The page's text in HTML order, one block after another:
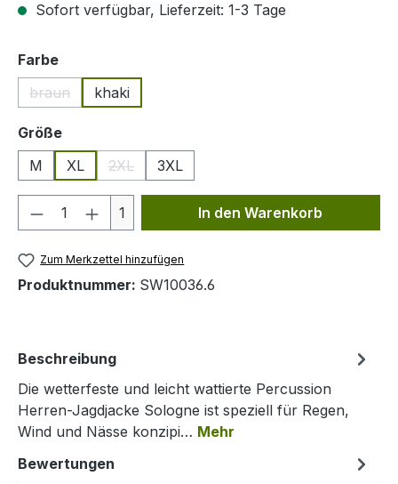
Sofort verfügbar, Lieferzeit: 1-3 Tage
Farbeauswählen
braun
(Diese Option ist zurzeit nicht verfügbar.)
khaki
Größeauswählen
M
XL 2XL
(Diese Option ist zurzeit nicht verfügbar.)
3XL
Produkt Anzahl: Gib den
1 In den Warenkorb
Zum Merkzettel hinzufügen
Produktnummer: SW10036.6
Beschreibung
Die wetterfeste und leicht wattierte Percussion
Herren-Jagdjacke Sologne ist speziell für Regen,
Wind und Nässe konzipi… Mehr
Bewertungen